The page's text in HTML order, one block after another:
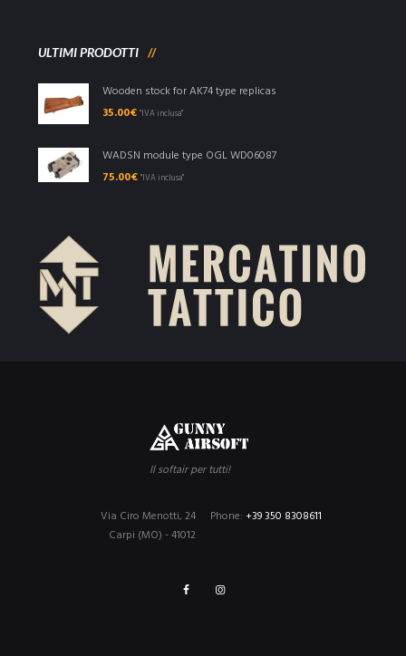
ULTIMI PRODOTTI
Wooden stock for AK74 type replicas
35.00€ "IVA inclusa"
WADSN module type OGL WD06087
75.00€ "IVA inclusa"
Il softair per tutti!
Phone: +39 350 8308611
Via Ciro Menotti, 24
Carpi (MO) - 41012